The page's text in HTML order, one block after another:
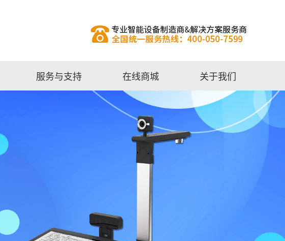
服务与支持 在线商城 关于我们